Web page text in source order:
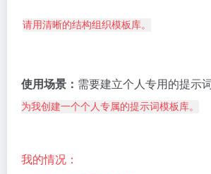
请用清晰的结构组织模板库。
使用场景： 需要建立个人专用的提示
为我创建一个个人专属的提示词模板库。
我的情况：